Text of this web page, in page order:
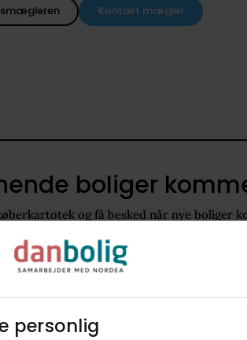
personlig​
Kontakt mægler
boliger
og få besked når nye boliger
m2 Villa 800.000 kr. - 1.100.000 kr.
Opret med egne